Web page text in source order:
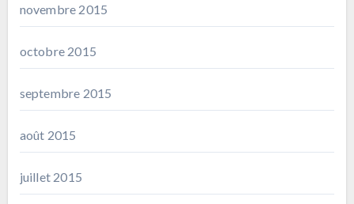
novembre 2015
octobre 2015
septembre 2015
août 2015
juillet 2015